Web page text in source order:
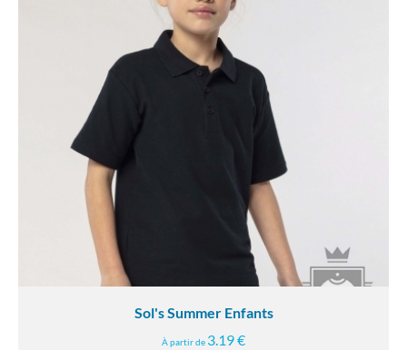
Sol's Summer Enfants
À partir de 3.19 €